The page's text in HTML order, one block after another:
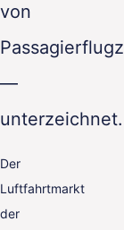
von
—
unterzeichnet.
Der
Luftfahrtmarkt
der